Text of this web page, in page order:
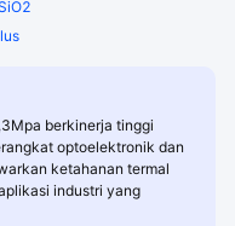
berkinerja tinggi
optoelektronik dan
ketahanan termal
industri yang